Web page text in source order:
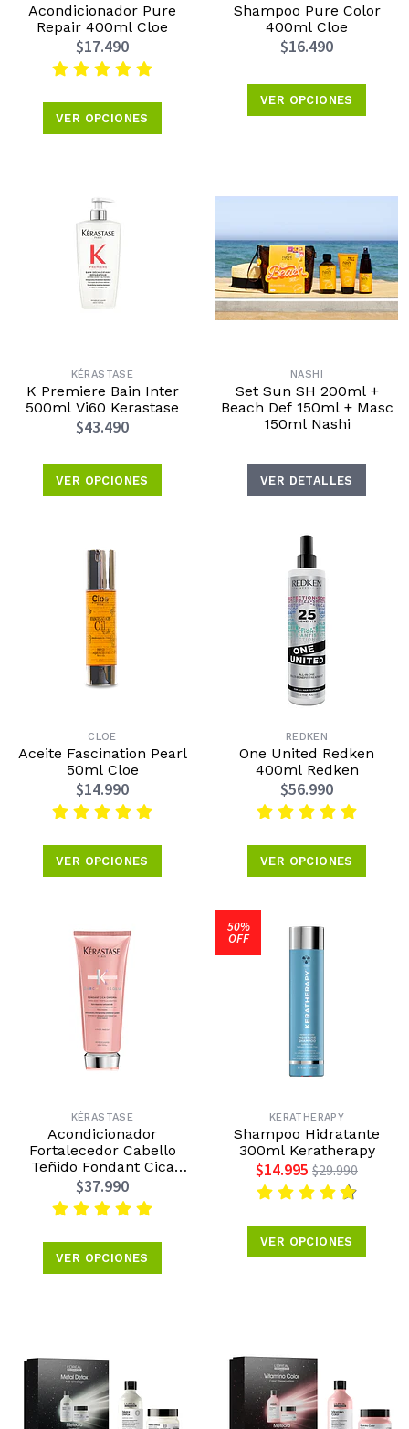
Acondicionador Pure
Repair 400ml Cloe
$17.490
VER OPCIONES
Shampoo Pure Color
400ml Cloe
$16.490
VER OPCIONES
KÉRASTASE
K Premiere Bain Inter
500ml Vi60 Kerastase
$43.490
VER OPCIONES
NASHI
Set Sun SH 200ml +
Beach Def 150ml + Masc
150ml Nashi
VER DETALLES
CLOE
Aceite Fascination Pearl
50ml Cloe
$14.990
VER OPCIONES
REDKEN
One United Redken
400ml Redken
$56.990
VER OPCIONES
KÉRASTASE
Acondicionador
Fortalecedor Cabello
Teñido Fondant Cica
Chroma Absolu 200ml
Kérastase
$37.990
VER OPCIONES
50%
OFF
KERATHERAPY
Shampoo Hidratante
300ml Keratherapy
$14.995 $29.990
VER OPCIONES